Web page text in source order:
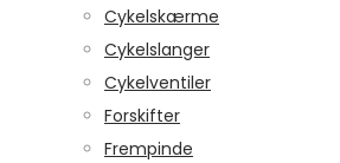
Cykelskærme
Cykelslanger
Cykelventiler
Forskifter
Frempinde